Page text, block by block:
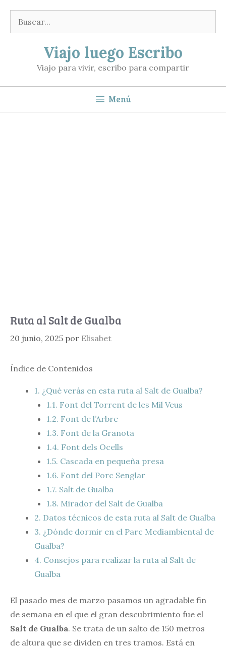
contenido
Buscar:
Viajo luego Escribo
Viajo para vivir, escribo para compartir
Menú
Ruta al Salt de Gualba
20 junio, 2025 por Elisabet
Índice de Contenidos
1. ¿Qué verás en esta ruta al Salt de Gualba?
1.1. Font del Torrent de les Mil Veus
1.2. Font de l’Arbre
1.3. Font de la Granota
1.4. Font dels Ocells
1.5. Cascada en pequeña presa
1.6. Font del Porc Senglar
1.7. Salt de Gualba
1.8. Mirador del Salt de Gualba
2. Datos técnicos de esta ruta al Salt de Gualba
3. ¿Dónde dormir en el Parc Mediambiental de
Gualba?
4. Consejos para realizar la ruta al Salt de
Gualba
El pasado mes de marzo pasamos un agradable fin
de semana en el que el gran descubrimiento fue el
Salt de Gualba. Se trata de un salto de 150 metros
de altura que se dividen en tres tramos. Está en